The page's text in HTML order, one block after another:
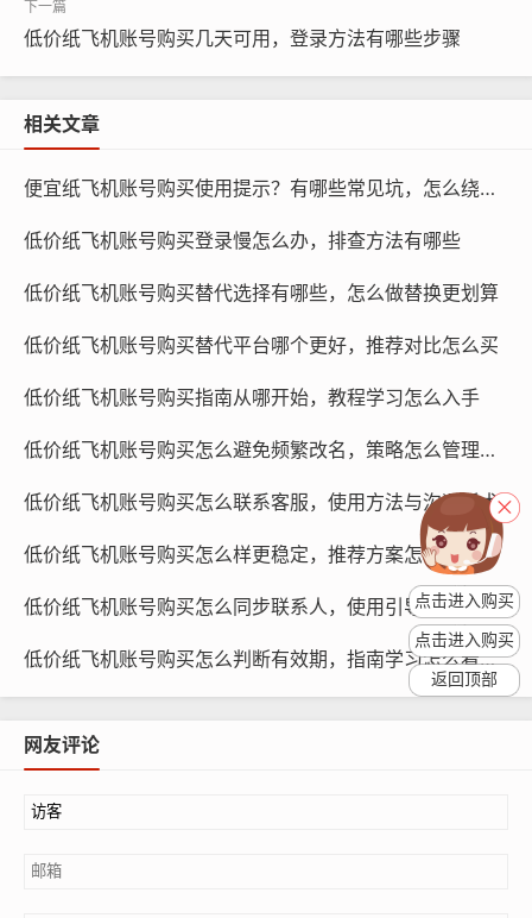
品牌推广：低价纸飞机账号可以快速提高品牌在社交媒体
上的曝光度，帮助品牌迅速积累粉丝,提高知名度。
更多参与者，提高活动的参与度。 创作：对于内容创作者
的作品。
个人品牌建设：低价纸飞机账号可以帮助个人提升自己的
知名度,树立个人品牌形象。
纸飞机账号购买, 在线购买tg账号, 电报聊天账号购买,wdd
16888.com
社交互动：低价纸飞机账号可以增加社交互动，提高用户
粘性,促进用户之间的交流。
哪些人群最适合使用低价纸飞机账号？
品牌运营人员：他们需要快速提高品牌在社交媒体上的影
低价纸飞机账号购买几天可用，登录方法有哪些步骤
相关文章
便宜纸飞机账号购买使用提示？有哪些常见坑，怎么绕开更省钱
低价纸飞机账号购买登录慢怎么办，排查方法有哪些
低价纸飞机账号购买替代选择有哪些，怎么做替换更划算
低价纸飞机账号购买替代平台哪个更好，推荐对比怎么买
低价纸飞机账号购买指南从哪开始，教程学习怎么入手
低价纸飞机账号购买怎么避免频繁改名，策略怎么管理资料
低价纸飞机账号购买怎么联系客服，使用方法与沟通话术
低价纸飞机账号购买怎么样更稳定，推荐方案怎么配置设备
低价纸飞机账号购买怎么同步联系人，使用引导怎么操作
低价纸飞机账号购买怎么判断有效期，指南学习怎么看时长
网友评论
点击进入购买
点击进入购买
返回顶部